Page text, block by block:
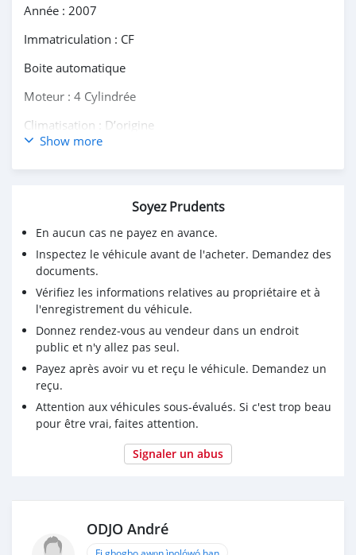
Année : 2007
Immatriculation : CF
Boite automatique
Moteur : 4 Cylindrée
Climatisation : D’origine
Véhicule très propre
🟰🟰🟰 Prix 6.300.000 FCFA négociable légalement
Show more
Soyez Prudents
En aucun cas ne payez en avance.
Inspectez le véhicule avant de l'acheter. Demandez des
documents.
Vérifiez les informations relatives au propriétaire et à
l'enregistrement du véhicule.
Donnez rendez-vous au vendeur dans un endroit
public et n'y allez pas seul.
Payez après avoir vu et reçu le véhicule. Demandez un
reçu.
Attention aux véhicules sous-évalués. Si c'est trop beau
pour être vrai, faites attention.
Signaler un abus
ODJO André
Fi gbogbo awọn ìpolówó han